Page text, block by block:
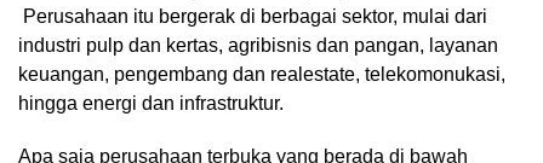
Perusahaan itu bergerak di berbagai sektor, mulai dari
industri pulp dan kertas, agribisnis dan pangan, layanan
keuangan, pengembang dan realestate, telekomonukasi,
hingga energi dan infrastruktur.
Apa saja perusahaan terbuka yang berada di bawah